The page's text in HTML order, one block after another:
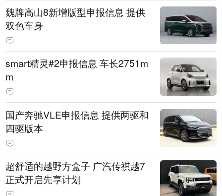
魏牌高山8新增版型申报信息 提供
双色车身
smart精灵#2申报信息 车长2751m
m
国产奔驰VLE申报信息 提供两驱和
四驱版本
超舒适的越野方盒子 广汽传祺越7
正式开启先享计划